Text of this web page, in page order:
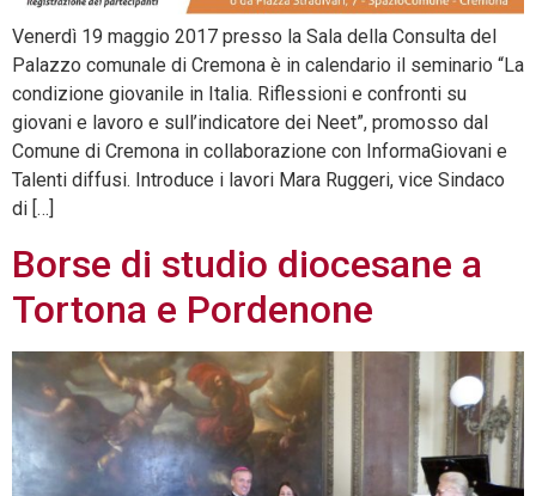
Venerdì 19 maggio 2017 presso la Sala della Consulta del
Palazzo comunale di Cremona è in calendario il seminario “La
condizione giovanile in Italia. Riflessioni e confronti su
giovani e lavoro e sull’indicatore dei Neet”, promosso dal
Comune di Cremona in collaborazione con InformaGiovani e
Talenti diffusi. Introduce i lavori Mara Ruggeri, vice Sindaco
di […]
Borse di studio diocesane a
Tortona e Pordenone